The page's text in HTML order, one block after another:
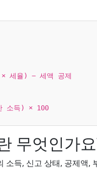
세율) − 세액 공제
소득) × 100
무엇인가
소득, 신고 상태, 공제액,